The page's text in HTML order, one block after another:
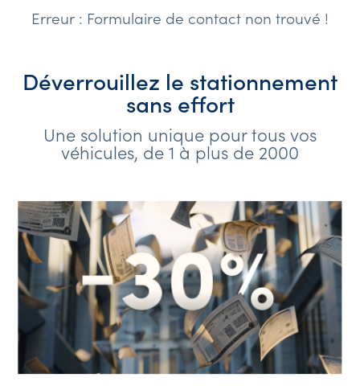
Erreur : Formulaire de contact non trouvé !
Déverrouillez le stationnement
sans effort
Une solution unique pour tous vos
véhicules, de 1 à plus de 2000